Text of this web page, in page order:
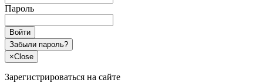
Пароль
Войти
Забыли пароль?
×Close
Зарегистрироваться на сайте